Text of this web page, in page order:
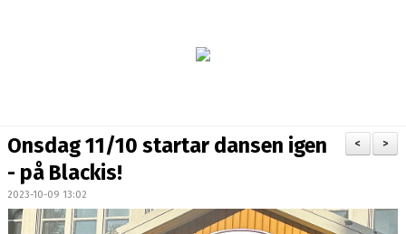
NOTASSHOPEN
>
<
Onsdag 11/10 startar dansen igen
- på Blackis!
2023-10-09 13:02